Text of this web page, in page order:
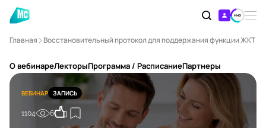
Главная Восстановительный протокол для поддержания функции ЖКТ
О вебинареЛекторыПрограмма / РасписаниеПартнеры
ВЕБИНАР ЗАПИСЬ
1104 6